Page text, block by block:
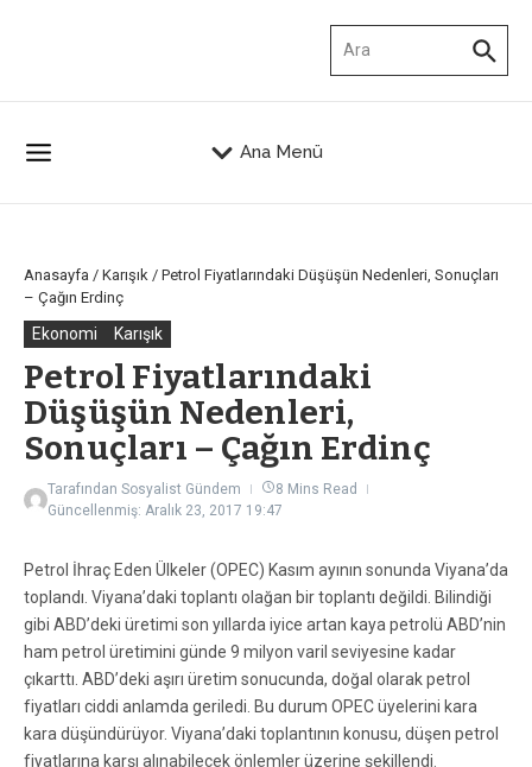
Ana Menü
Anasayfa / Karışık / Petrol Fiyatlarındaki Düşüşün Nedenleri, Sonuçları
– Çağın Erdinç
Ekonomi Karışık
Petrol Fiyatlarındaki
Düşüşün Nedenleri,
Sonuçları – Çağın Erdinç
Tarafından Sosyalist Gündem
8 Mins Read
Güncellenmiş: Aralık 23, 2017 19:47
Petrol İhraç Eden Ülkeler (OPEC) Kasım ayının sonunda Viyana’da
toplandı. Viyana’daki toplantı olağan bir toplantı değildi. Bilindiği
gibi ABD’deki üretimi son yıllarda iyice artan kaya petrolü ABD’nin
ham petrol üretimini günde 9 milyon varil seviyesine kadar
çıkarttı. ABD’deki aşırı üretim sonucunda, doğal olarak petrol
fiyatları ciddi anlamda geriledi. Bu durum OPEC üyelerini kara
kara düşündürüyor. Viyana’daki toplantının konusu, düşen petrol
fiyatlarına karşı alınabilecek önlemler üzerine şekillendi.